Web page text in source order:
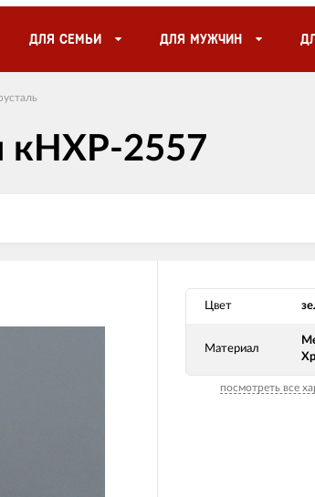
ДЛЯ СЕМЬИ ДЛЯ МУЖЧИН
кНХР-2557
Цвет
Материал
посмотреть все